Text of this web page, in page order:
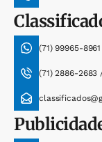
(71) 99965-8961
(71) 2886-2683